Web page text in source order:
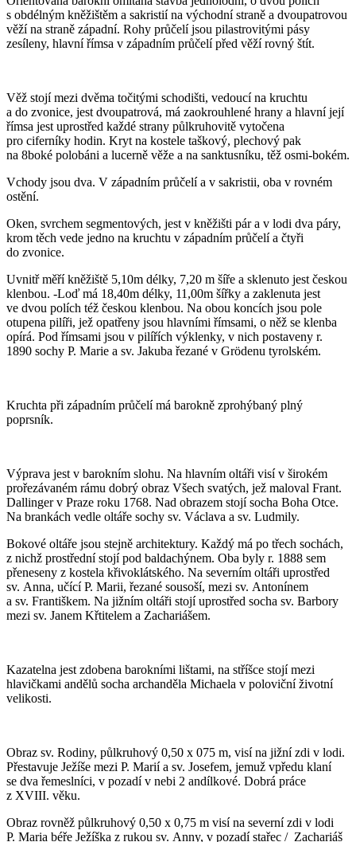
s obdélným kněžištěm a sakristií na východní straně a dvoupatrovou
věží na straně západní. Rohy průčelí jsou pilastrovitými pásy
zesíleny, hlavní římsa v západním průčelí před věží rovný štít.
Věž stojí mezi dvěma točitými schodišti, vedoucí na kruchtu
a do zvonice, jest dvoupatrová, má zaokrouhlené hrany a hlavní její
římsa jest uprostřed každé strany půlkruhovitě vytočena
pro ciferníky hodin. Kryt na kostele taškový, plechový pak
na 8boké polobáni a lucerně věže a na sanktusníku, těž osmi-bokém.
Vchody jsou dva. V západním průčelí a v sakristii, oba v rovném
ostění.
Oken, svrchem segmentových, jest v kněžišti pár a v lodi dva páry,
krom těch vede jedno na kruchtu v západním průčelí a čtyři
do zvonice.
Uvnitř měří kněžiště 5,10m délky, 7,20 m šíře a sklenuto jest českou
klenbou. -Loď má 18,40m délky, 11,00m šířky a zaklenuta jest
ve dvou polích též českou klenbou. Na obou koncích jsou pole
otupena pilíři, jež opatřeny jsou hlavními římsami, o něž se klenba
opírá. Pod římsami jsou v pilířích výklenky, v nich postaveny r.
1890 sochy P. Marie a sv. Jakuba řezané v Grödenu tyrolském.
Kruchta při západním průčelí má barokně zprohýbaný plný
poprsník.
Výprava jest v barokním slohu. Na hlavním oltáři visí v širokém
prořezávaném rámu dobrý obraz Všech svatých, jež maloval Frant.
Dallinger v Praze roku 1768. Nad obrazem stojí socha Boha Otce.
Na brankách vedle oltáře sochy sv. Václava a sv. Ludmily.
Bokové oltáře jsou stejně architektury. Každý má po třech sochách,
z nichž prostřední stojí pod baldachýnem. Oba byly r. 1888 sem
přeneseny z kostela křivoklátského. Na severním oltáři uprostřed
sv. Anna, učící P. Marii, řezané sousoší, mezi sv. Antonínem
a sv. Františkem. Na jižním oltáři stojí uprostřed socha sv. Barbory
mezi sv. Janem Křtitelem a Zachariášem.
Kazatelna jest zdobena barokními lištami, na stříšce stojí mezi
hlavičkami andělů socha archanděla Michaela v poloviční životní
velikosti.
Obraz sv. Rodiny, půlkruhový 0,50 x 075 m, visí na jižní zdi v lodi.
Přestavuje Ježíše mezi P. Marií a sv. Josefem, jemuž vpředu klaní
se dva řemeslníci, v pozadí v nebi 2 andílkové. Dobrá práce
z XVIII. věku.
Obraz rovněž půlkruhový 0,50 x 0,75 m visí na severní zdi v lodi
P. Maria béře Ježíška z rukou sv. Anny, v pozadí stařec / Zachariáš